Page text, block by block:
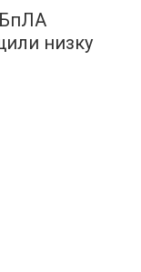
БпЛА
низку